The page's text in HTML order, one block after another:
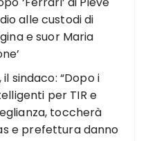
alle custodi di
e suor Maria
il sindaco: “Dopo i
per TIR e
toccherà
e prefettura danno